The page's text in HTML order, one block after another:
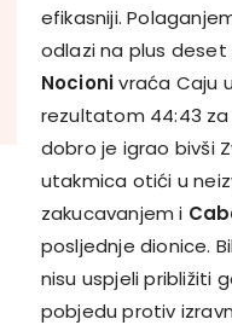
efikasniji.
odlazi na plus
Nocionivraća Caju
rezultatom 44:43
dobro je igrao bivši
utakmica otići u
zakucavanjem i
posljednje dionice.
nisu uspjeli približiti
pobjedu protiv